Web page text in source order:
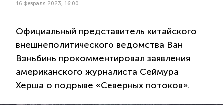
16 февраля 2023, 16:00
Официальный представитель китайского
внешнеполитического ведомства Ван
Вэньбинь прокомментировал заявления
американского журналиста Сеймура
Херша о подрыве «Северных потоков».